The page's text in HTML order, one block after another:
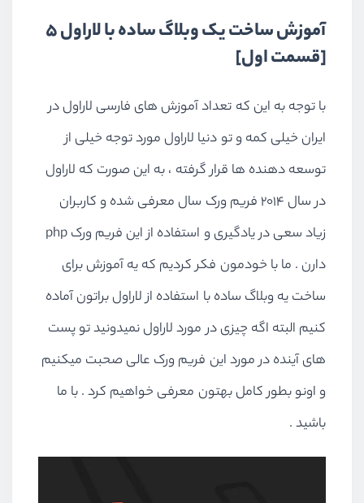
آموزش ساخت یک وبلاگ ساده با لاراول 5
[قسمت اول]
با توجه به این که تعداد آموزش های فارسی لاراول در
ایران خیلی کمه و تو دنیا لاراول مورد توجه خیلی از
توسعه دهنده ها قرار گرفته ، به این صورت که لاراول
در سال 2014 فریم ورک سال معرفی شده و کاربران
زیاد سعی در یادگیری و استفاده از این فریم ورک php
دارن . ما با خودمون فکر کردیم که یه آموزش برای
ساخت یه وبلاگ ساده با استفاده از لاراول براتون آماده
کنیم البته اگه چیزی در مورد لاراول نمیدونید تو پست
های آینده در مورد این فریم ورک عالی صحبت میکنیم
و اونو بطور کامل بهتون معرفی خواهیم کرد . با ما
باشید .